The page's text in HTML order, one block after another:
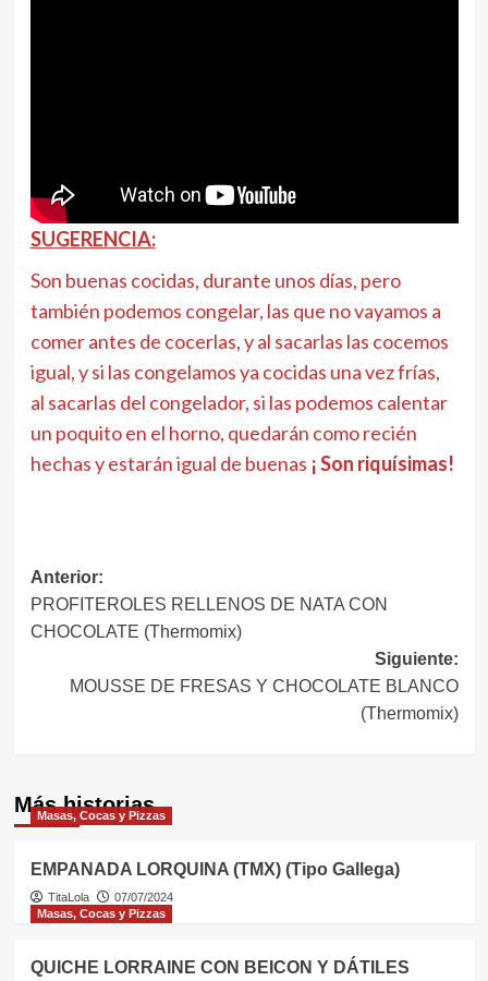
SUGERENCIA:
Son buenas cocidas, durante unos días, pero
también podemos congelar, las que no vayamos a
comer antes de cocerlas, y al sacarlas las cocemos
igual, y si las congelamos ya cocidas una vez frías,
al sacarlas del congelador, si las podemos calentar
un poquito en el horno, quedarán como recién
hechas y estarán igual de buenas ¡ Son riquísimas!
Navegación
de
entradas
Anterior:
PROFITEROLES RELLENOS DE NATA CON
CHOCOLATE (Thermomix)
Siguiente:
MOUSSE DE FRESAS Y CHOCOLATE BLANCO
(Thermomix)
Más historias
Masas, Cocas y Pizzas
EMPANADA LORQUINA (TMX) (Tipo Gallega)
TitaLola
07/07/2024
Masas, Cocas y Pizzas
QUICHE LORRAINE CON BEICON Y DÁTILES